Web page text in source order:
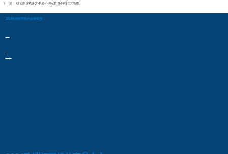
下一篇： 线切割价钱多少-机器不同定价也不同[仁光智能]
2024欧洲杯网投的友情链接：